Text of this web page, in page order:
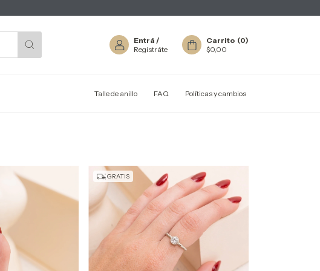
Entrá /
Registráte
Carrito (0)
$0,00
Talle de anillo FAQ Políticas y cambios
GRATIS